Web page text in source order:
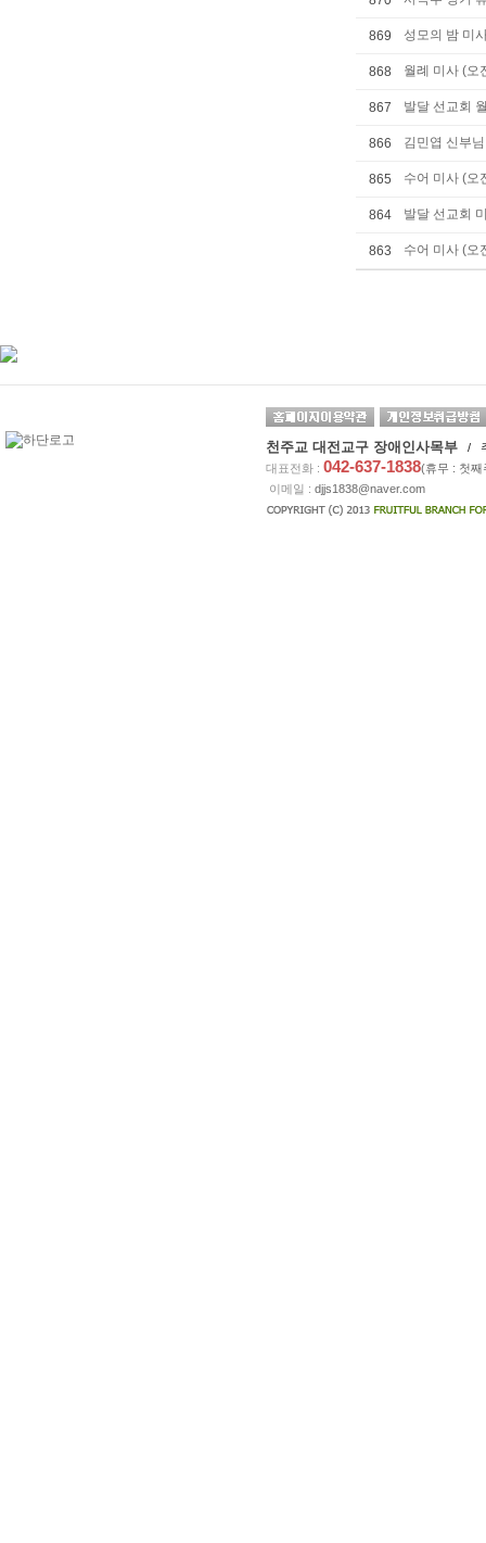
869 성모의 밤 미
868 월례 미사 (오
867 발달 선교회
866 김민엽 신부
865 수어 미사 (오
864 발달 선교회
863 수어 미사 (오
천주교 대전교구 장애인사목부
/
대표전화 : 042-637-1838(휴무 : 첫째
이메일 : djjs1838@naver.com